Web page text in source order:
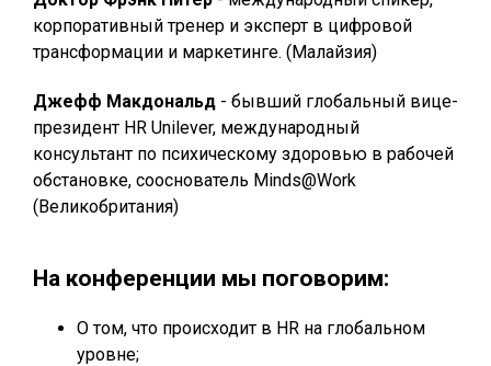
корпоративный тренер и эксперт в цифровой
трансформации и маркетинге. (Малайзия)
Джефф Макдональд - бывший глобальный вицe-
пpeзидeнт HR Unilever, международный
консультант по психическому здоровью в рабочей
обстановке, сооснователь Minds@Work
(Великобритания)
На конференции мы поговорим:
О том, что происходит в HR на глобальном
уровне;